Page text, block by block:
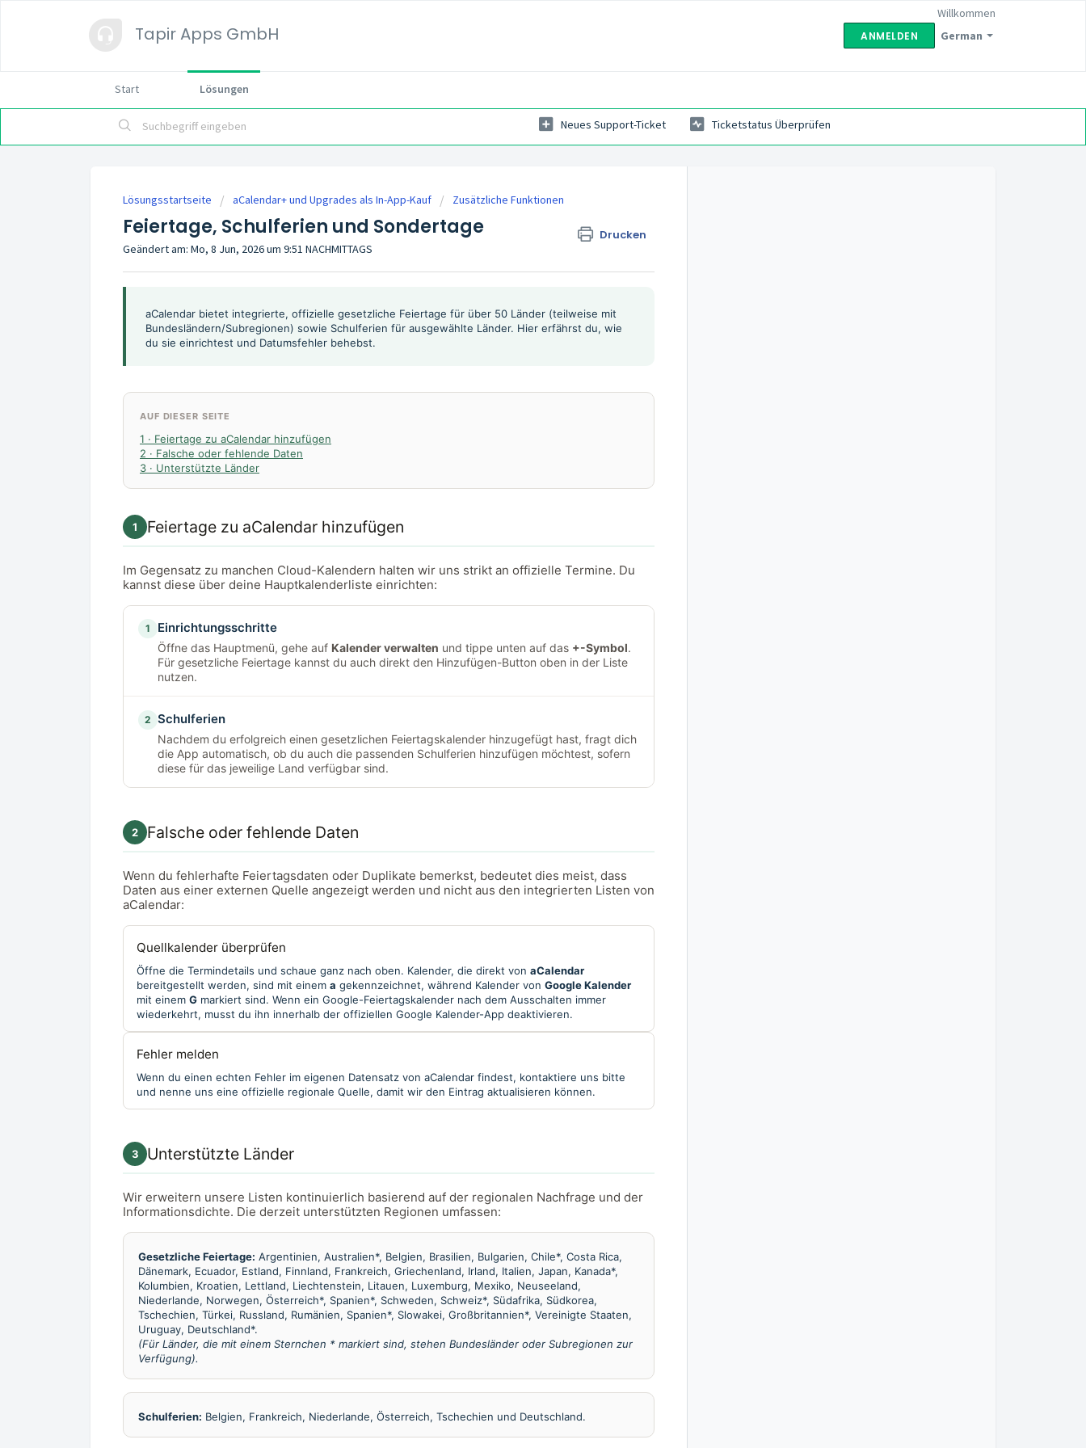
Tapir Apps GmbH German
Willkommen
ANMELDEN
Start Lösungen
Neues Support-Ticket Ticketstatus Überprüfen
Lösungsstartseite aCalendar+ und Upgrades als In-App-Kauf Zusätzliche Funktionen
Feiertage, Schulferien und Sondertage Drucken
Geändert am: Mo, 8 Jun, 2026 um 9:51 NACHMITTAGS
aCalendar bietet integrierte, offizielle gesetzliche Feiertage für über 50 Länder (teilweise mit
Bundesländern/Subregionen) sowie Schulferien für ausgewählte Länder. Hier erfährst du, wie
du sie einrichtest und Datumsfehler behebst.
AUF DIESER SEITE
1 · Feiertage zu aCalendar hinzufügen
2 · Falsche oder fehlende Daten
3 · Unterstützte Länder
1 Feiertage zu aCalendar hinzufügen
Im Gegensatz zu manchen Cloud-Kalendern halten wir uns strikt an offizielle Termine. Du
kannst diese über deine Hauptkalenderliste einrichten:
1 Einrichtungsschritte
Öffne das Hauptmenü, gehe auf Kalender verwalten und tippe unten auf das +-Symbol.
Für gesetzliche Feiertage kannst du auch direkt den Hinzufügen-Button oben in der Liste
nutzen.
2 Schulferien
Nachdem du erfolgreich einen gesetzlichen Feiertagskalender hinzugefügt hast, fragt dich
die App automatisch, ob du auch die passenden Schulferien hinzufügen möchtest, sofern
diese für das jeweilige Land verfügbar sind.
2 Falsche oder fehlende Daten
Wenn du fehlerhafte Feiertagsdaten oder Duplikate bemerkst, bedeutet dies meist, dass
Daten aus einer externen Quelle angezeigt werden und nicht aus den integrierten Listen von
aCalendar:
Quellkalender überprüfen
Öffne die Termindetails und schaue ganz nach oben. Kalender, die direkt von aCalendar
bereitgestellt werden, sind mit einem a gekennzeichnet, während Kalender von Google Kalender
mit einem G markiert sind. Wenn ein Google-Feiertagskalender nach dem Ausschalten immer
wiederkehrt, musst du ihn innerhalb der offiziellen Google Kalender-App deaktivieren.
Fehler melden
Wenn du einen echten Fehler im eigenen Datensatz von aCalendar findest, kontaktiere uns bitte
und nenne uns eine offizielle regionale Quelle, damit wir den Eintrag aktualisieren können.
3 Unterstützte Länder
Wir erweitern unsere Listen kontinuierlich basierend auf der regionalen Nachfrage und der
Informationsdichte. Die derzeit unterstützten Regionen umfassen:
Gesetzliche Feiertage: Argentinien, Australien*, Belgien, Brasilien, Bulgarien, Chile*, Costa Rica,
Dänemark, Ecuador, Estland, Finnland, Frankreich, Griechenland, Irland, Italien, Japan, Kanada*,
Kolumbien, Kroatien, Lettland, Liechtenstein, Litauen, Luxemburg, Mexiko, Neuseeland,
Niederlande, Norwegen, Österreich*, Spanien*, Schweden, Schweiz*, Südafrika, Südkorea,
Tschechien, Türkei, Russland, Rumänien, Spanien*, Slowakei, Großbritannien*, Vereinigte Staaten,
Uruguay, Deutschland*.
(Für Länder, die mit einem Sternchen * markiert sind, stehen Bundesländer oder Subregionen zur
Verfügung).
Schulferien: Belgien, Frankreich, Niederlande, Österreich, Tschechien und Deutschland.